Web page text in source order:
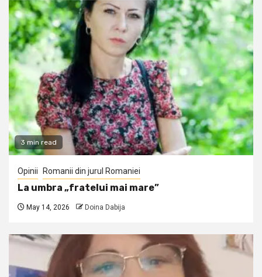
3 min read
Opinii Romanii din jurul Romaniei
La umbra „fratelui mai mare”
May 14, 2026 Doina Dabija